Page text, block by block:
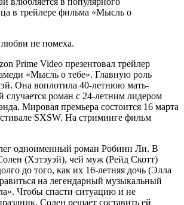
любви не помеха.
Prime Video презентовал трейлер
«Мысль о тебе». Главную роль
Она воплотила 40-летнюю мать-
случается роман с 24-летним лидером
Мировая премьера состоится 16 марта
SXSW. На стриминге фильм
одноименный роман Робинн Ли. В
(Хэтэуэй), чей муж (Рейд Скотт)
до того, как их 16-летняя дочь (Элла
на легендарный музыкальный
Чтобы спасти ситуацию и не
Солен решает составить ей